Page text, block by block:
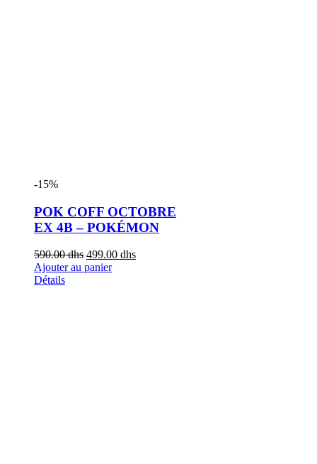
-15%
POK COFF OCTOBRE
EX 4B – POKÉMON
590.00dhs 499.00 dhs
Ajouter au panier
Détails